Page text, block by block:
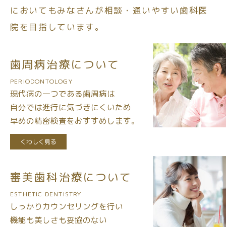
においてもみなさんが相談・通いやすい歯科医
院を目指しています。
歯周病治療について
PERIODONTOLOGY
現代病の一つである歯周病は
自分では進行に気づきにくいため
早めの精密検査をおすすめします。
くわしく見る
審美歯科治療について
ESTHETIC DENTISTRY
しっかりカウンセリングを行い
機能も美しさも妥協のない